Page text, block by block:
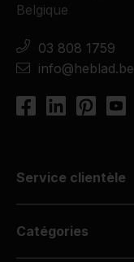
Belgique
03 808 1759
info@heblad.be
Service clientèle
Catégories